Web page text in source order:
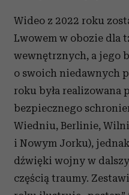
Wideo z 2022 roku
Lwowem w obozie dla
wewnętrznych, a jego
o swoich niedawnych
roku była realizowana
bezpiecznego
Wiedniu, Berlinie,
i Nowym Jorku),
dźwięki wojny w
częścią traumy.